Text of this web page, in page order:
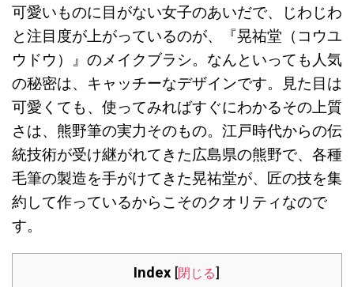
可愛いものに目がない女子のあいだで、じわじわ
と注目度が上がっているのが、『晃祐堂（コウユ
ウドウ）』のメイクブラシ。なんといっても人気
の秘密は、キャッチーなデザインです。見た目は
可愛くても、使ってみればすぐにわかるその上質
さは、熊野筆の実力そのもの。江戸時代からの伝
統技術が受け継がれてきた広島県の熊野で、各種
毛筆の製造を手がけてきた晃祐堂が、匠の技を集
約して作っているからこそのクオリティなので
す。
Index [閉じる]